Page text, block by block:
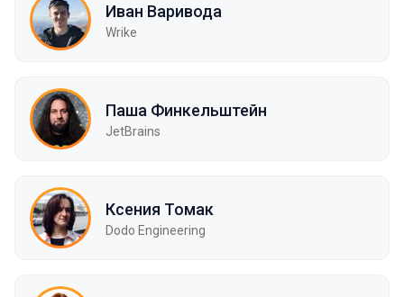
Иван Варивода
Wrike
Паша Финкельштейн
JetBrains
Ксения Томак
Dodo Engineering